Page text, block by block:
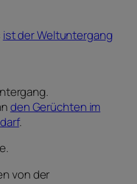
ist der Weltuntergang
den Gerüchten im
.
von der